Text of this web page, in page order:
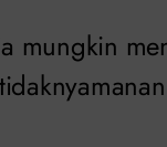
mungkin